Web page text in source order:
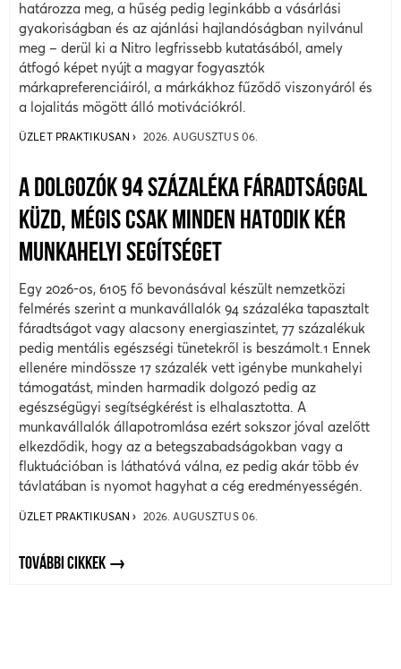
határozza meg, a hűség pedig leginkább a vásárlási
gyakoriságban és az ajánlási hajlandóságban nyilvánul
meg – derül ki a Nitro legfrissebb kutatásából, amely
átfogó képet nyújt a magyar fogyasztók
márkapreferenciáiról, a márkákhoz fűződő viszonyáról és
a lojalitás mögött álló motivációkról.
ÜZLET PRAKTIKUSAN 2026. AUGUSZTUS 06.
A DOLGOZÓK 94 SZÁZALÉKA FÁRADTSÁGGAL
KÜZD, MÉGIS CSAK MINDEN HATODIK KÉR
MUNKAHELYI SEGÍTSÉGET
Egy 2026-os, 6105 fő bevonásával készült nemzetközi
felmérés szerint a munkavállalók 94 százaléka tapasztalt
fáradtságot vagy alacsony energiaszintet, 77 százalékuk
pedig mentális egészségi tünetekről is beszámolt.1 Ennek
ellenére mindössze 17 százalék vett igénybe munkahelyi
támogatást, minden harmadik dolgozó pedig az
egészségügyi segítségkérést is elhalasztotta. A
munkavállalók állapotromlása ezért sokszor jóval azelőtt
elkezdődik, hogy az a betegszabadságokban vagy a
fluktuációban is láthatóvá válna, ez pedig akár több év
távlatában is nyomot hagyhat a cég eredményességén.
ÜZLET PRAKTIKUSAN 2026. AUGUSZTUS 06.
TOVÁBBI CIKKEK